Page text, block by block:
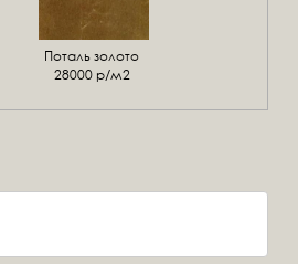
Поталь золото
28000 р/м2